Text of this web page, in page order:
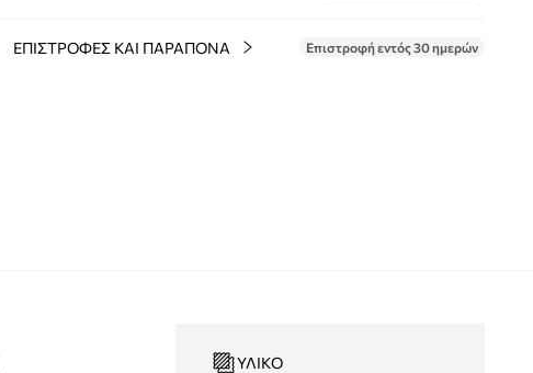
ΕΠΙΣΤΡΟΦΕΣ ΚΑΙ ΠΑΡΑΠΟΝΑ Επιστροφή εντός 30 ημερών
ΥΛΙΚΌ